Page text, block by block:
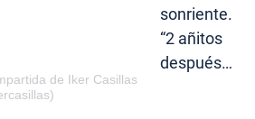
de Iker Casillas
sonriente.
“2 añitos
después…